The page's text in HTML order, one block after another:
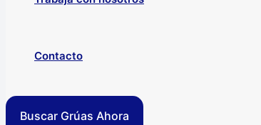
Contacto
Buscar Grúas Ahora